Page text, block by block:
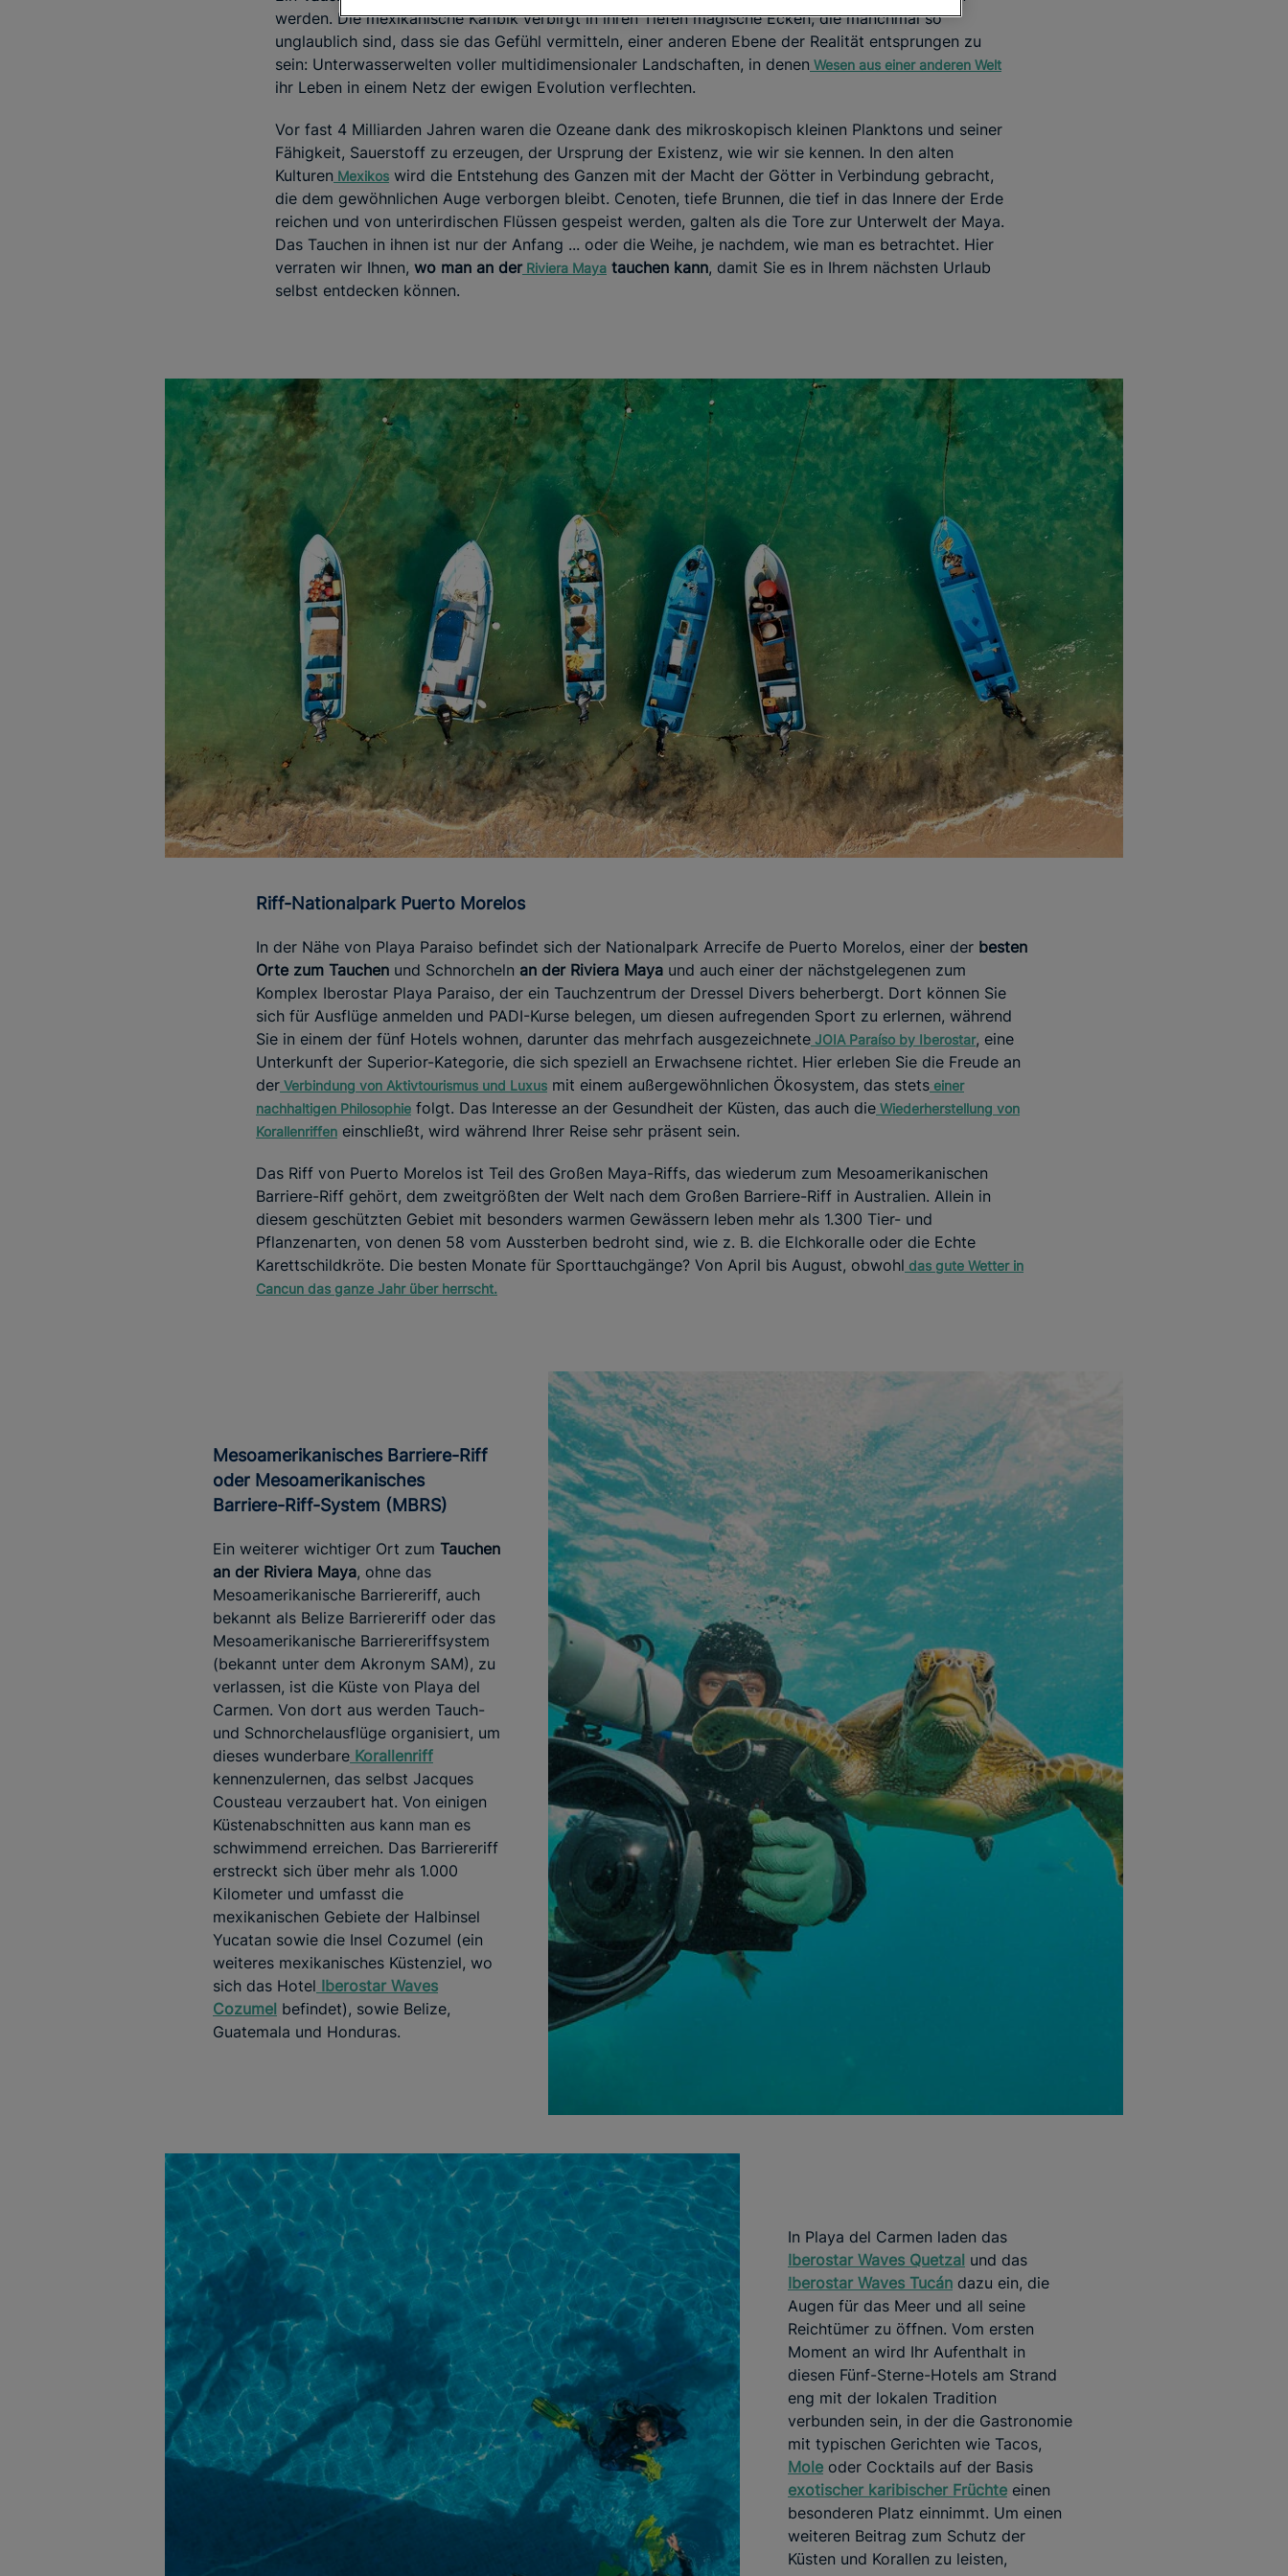
werden. Die mexikanische Karibik verbirgt in ihren Tiefen magische Ecken, die manchmal so
unglaublich sind, dass sie das Gefühl vermitteln, einer anderen Ebene der Realität entsprungen zu
sein: Unterwasserwelten voller multidimensionaler Landschaften, in denen Wesen aus einer anderen Welt
ihr Leben in einem Netz der ewigen Evolution verflechten.
Vor fast 4 Milliarden Jahren waren die Ozeane dank des mikroskopisch kleinen Planktons und seiner
Fähigkeit, Sauerstoff zu erzeugen, der Ursprung der Existenz, wie wir sie kennen. In den alten
Kulturen Mexikos wird die Entstehung des Ganzen mit der Macht der Götter in Verbindung gebracht,
die dem gewöhnlichen Auge verborgen bleibt. Cenoten, tiefe Brunnen, die tief in das Innere der Erde
reichen und von unterirdischen Flüssen gespeist werden, galten als die Tore zur Unterwelt der Maya.
Das Tauchen in ihnen ist nur der Anfang ... oder die Weihe, je nachdem, wie man es betrachtet. Hier
verraten wir Ihnen, wo man an derRiviera Maya tauchen kann, damit Sie es in Ihrem nächsten Urlaub
selbst entdecken können.
Riff-Nationalpark Puerto Morelos
In der Nähe von Playa Paraiso befindet sich der Nationalpark Arrecife de Puerto Morelos, einer der besten
Orte zum Tauchen und Schnorcheln an der Riviera Maya und auch einer der nächstgelegenen zum
Komplex Iberostar Playa Paraiso, der ein Tauchzentrum der Dressel Divers beherbergt. Dort können Sie
sich für Ausflüge anmelden und PADI-Kurse belegen, um diesen aufregenden Sport zu erlernen, während
Sie in einem der fünf Hotels wohnen, darunter das mehrfach ausgezeichnete JOIA Paraíso by Iberostar, eine
Unterkunft der Superior-Kategorie, die sich speziell an Erwachsene richtet. Hier erleben Sie die Freude an
der Verbindung von Aktivtourismus und Luxus mit einem außergewöhnlichen Ökosystem, das stets einer
nachhaltigen Philosophie folgt. Das Interesse an der Gesundheit der Küsten, das auch die Wiederherstellung von
Korallenriffen einschließt, wird während Ihrer Reise sehr präsent sein.
Das Riff von Puerto Morelos ist Teil des Großen Maya-Riffs, das wiederum zum Mesoamerikanischen
Barriere-Riff gehört, dem zweitgrößten der Welt nach dem Großen Barriere-Riff in Australien. Allein in
diesem geschützten Gebiet mit besonders warmen Gewässern leben mehr als 1.300 Tier- und
Pflanzenarten, von denen 58 vom Aussterben bedroht sind, wie z. B. die Elchkoralle oder die Echte
Karettschildkröte. Die besten Monate für Sporttauchgänge? Von April bis August, obwohl das gute Wetter in
Cancun das ganze Jahr über herrscht.
Mesoamerikanisches Barriere-Riff
oder Mesoamerikanisches
Barriere-Riff-System (MBRS)
Ein weiterer wichtiger Ort zum Tauchen
an der Riviera Maya, ohne das
Mesoamerikanische Barriereriff, auch
bekannt als Belize Barriereriff oder das
Mesoamerikanische Barriereriffsystem
(bekannt unter dem Akronym SAM), zu
verlassen, ist die Küste von Playa del
Carmen. Von dort aus werden Tauch-
und Schnorchelausflüge organisiert, um
dieses wunderbare Korallenriff
kennenzulernen, das selbst Jacques
Cousteau verzaubert hat. Von einigen
Küstenabschnitten aus kann man es
schwimmend erreichen. Das Barriereriff
erstreckt sich über mehr als 1.000
Kilometer und umfasst die
mexikanischen Gebiete der Halbinsel
Yucatan sowie die Insel Cozumel (ein
weiteres mexikanisches Küstenziel, wo
sich das Hotel Iberostar Waves
Cozumel befindet), sowie Belize,
Guatemala und Honduras.
In Playa del Carmen laden das
Iberostar Waves Quetzal und das
Iberostar Waves Tucán dazu ein, die
Augen für das Meer und all seine
Reichtümer zu öffnen. Vom ersten
Moment an wird Ihr Aufenthalt in
diesen Fünf-Sterne-Hotels am Strand
eng mit der lokalen Tradition
verbunden sein, in der die Gastronomie
mit typischen Gerichten wie Tacos,
Mole oder Cocktails auf der Basis
exotischer karibischer Früchte einen
besonderen Platz einnimmt. Um einen
weiteren Beitrag zum Schutz der
Küsten und Korallen zu leisten,